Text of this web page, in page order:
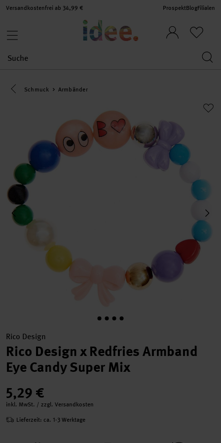
Versandkostenfrei ab 34,99 € ProspektBlogFilialen
Eine Kategorie zurück navigieren
Schmuck Armbänder
Rico Design
Rico Design x Redfries Armband
Eye Candy Super Mix
5,29 €
inkl. MwSt. / zzgl. Versandkosten
Lieferzeit: ca. 1-3 Werktage